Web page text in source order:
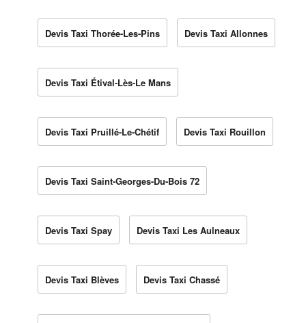
Devis Taxi Thorée-Les-Pins Devis Taxi Allonnes
Devis Taxi Étival-Lès-Le Mans
Devis Taxi Pruillé-Le-Chétif Devis Taxi Rouillon
Devis Taxi Saint-Georges-Du-Bois 72
Devis Taxi Spay Devis Taxi Les Aulneaux
Devis Taxi Blèves Devis Taxi Chassé